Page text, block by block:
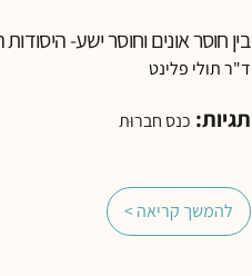
בין חוסר אונים וחוסר ישע-
ד"ר תולי פלינט
תגיות: כנס חברוּת
להמשך קריאה >